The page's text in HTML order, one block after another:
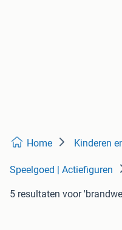
Home Kinderen
Speelgoed | Actiefiguren
5 resultaten voor